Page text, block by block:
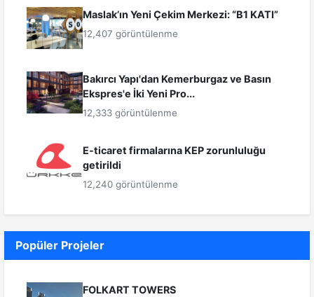
Maslak’ın Yeni Çekim Merkezi: “B1 KATI”
12,407 görüntülenme
Bakırcı Yapı'dan Kemerburgaz ve Basın
Ekspres'e İki Yeni Pro...
12,333 görüntülenme
E-ticaret firmalarına KEP zorunluluğu
getirildi
12,240 görüntülenme
Popüler Projeler
FOLKART TOWERS